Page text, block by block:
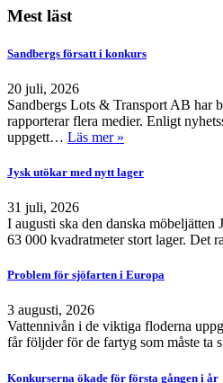
Mest läst
Sandbergs försatt i konkurs
20 juli, 2026
Sandbergs Lots & Transport AB har
rapporterar flera medier. Enligt
uppgett… Läs mer »
Jysk utökar med nytt lager
31 juli, 2026
I augusti ska den danska
63 000 kvadratmeter stort lager. Det
Problem för sjöfarten i Europa
3 augusti, 2026
Vattennivån i de viktiga floderna
får följder för de fartyg som måste ta
Konkurserna ökade för första gången i år